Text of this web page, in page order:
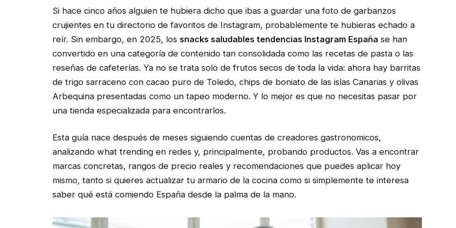
Si hace cinco años alguien te hubiera dicho que ibas a guardar una foto de garbanzos
crujientes en tu directorio de favoritos de Instagram, probablemente te hubieras echado a
reír. Sin embargo, en 2025, los snacks saludables tendencias Instagram España se han
convertido en una categoría de contenido tan consolidada como las recetas de pasta o las
reseñas de cafeterías. Ya no se trata solo de frutos secos de toda la vida: ahora hay barritas
de trigo sarraceno con cacao puro de Toledo, chips de boniato de las islas Canarias y olivas
Arbequina presentadas como un tapeo moderno. Y lo mejor es que no necesitas pasar por
una tienda especializada para encontrarlos.
Esta guía nace después de meses siguiendo cuentas de creadores gastronomicos,
analizando what trending en redes y, principalmente, probando productos. Vas a encontrar
marcas concretas, rangos de precio reales y recomendaciones que puedes aplicar hoy
mismo, tanto si quieres actualizar tu armario de la cocina como si simplemente te interesa
saber qué está comiendo España desde la palma de la mano.